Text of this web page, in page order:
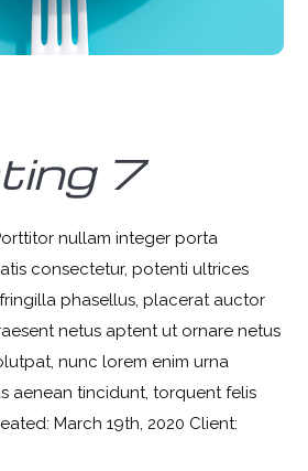
7
nullam integer porta
consectetur, potenti ultrices
phasellus, placerat auctor
netus aptent ut ornare netus
nunc lorem enim urna
aenean tincidunt, torquent felis
March 19th, 2020 Client: